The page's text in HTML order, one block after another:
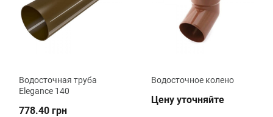
Водосточная труба
Elegance 140
778.40 грн
Водосточное колено
Цену уточняйте